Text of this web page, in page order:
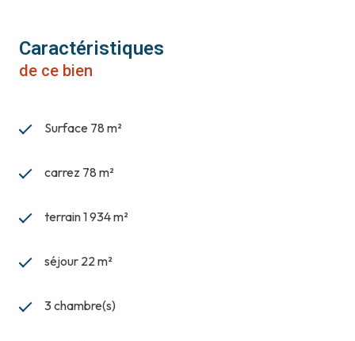
Caractéristiques
de ce bien
Surface 78 m²
carrez 78 m²
terrain 1 934 m²
séjour 22 m²
3 chambre(s)